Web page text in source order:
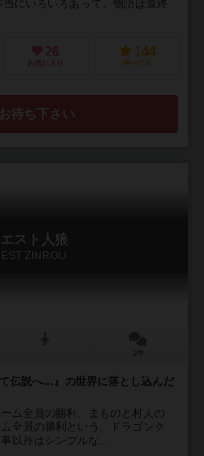
にいろいろあって、物語は最終
26
お気に入り
144
持ってる
待ち下さい
スト人狼
ZINROU
伝説へ…』の世界に落とし込んだ
ム全員の勝利、まものと村人の
全員の勝利という、ドラゴンク
以外はシンプルな...